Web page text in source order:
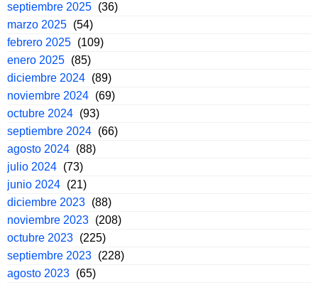
septiembre 2025 (36)
marzo 2025 (54)
febrero 2025 (109)
enero 2025 (85)
diciembre 2024 (89)
noviembre 2024 (69)
octubre 2024 (93)
septiembre 2024 (66)
agosto 2024 (88)
julio 2024 (73)
junio 2024 (21)
diciembre 2023 (88)
noviembre 2023 (208)
octubre 2023 (225)
septiembre 2023 (228)
agosto 2023 (65)